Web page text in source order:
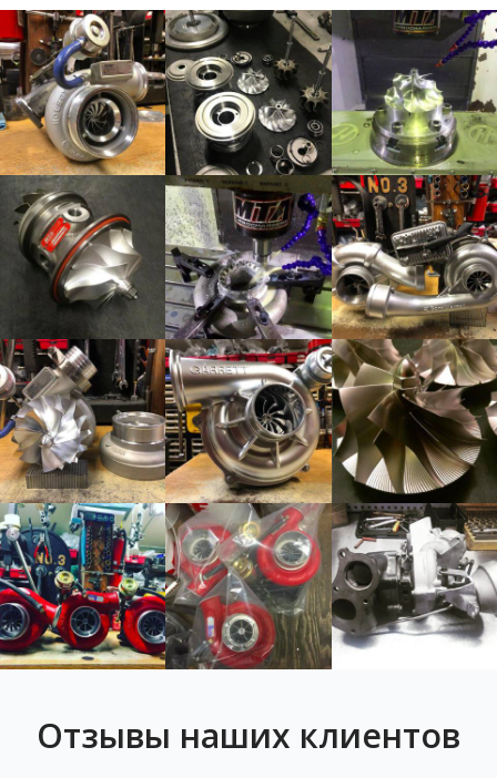
Отзывы наших клиентов